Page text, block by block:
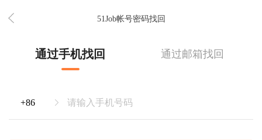
51Job帐号密码找回
通过手机找回 通过邮箱找回